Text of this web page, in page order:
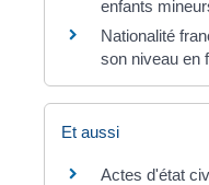
enfants
Nationalité
son niveau en
Et aussi
Actes d'état